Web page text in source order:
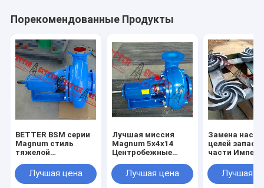
Порекомендованные Продукты
BETTER BSM серии
Magnum стиль
тяжелой
центробежной
насос
Лучшая цена
Лучшая миссия
Magnum 5x4x14
Центробежные
сливочных отходов
завершены
Лучшая цена
Замена
целей
части
3x2x13,
5x4x14,
Лучшая